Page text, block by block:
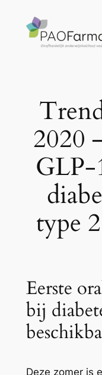
2020
type
Eerste
bij
Deze zomer is